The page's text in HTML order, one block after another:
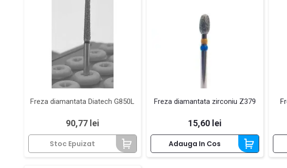
Freza diamantata Diatech G850L
Pret
90,77 lei
Stoc Epuizat
Freza diamantata zirconiu Z379
Pret
15,60 lei
Adauga In Cos